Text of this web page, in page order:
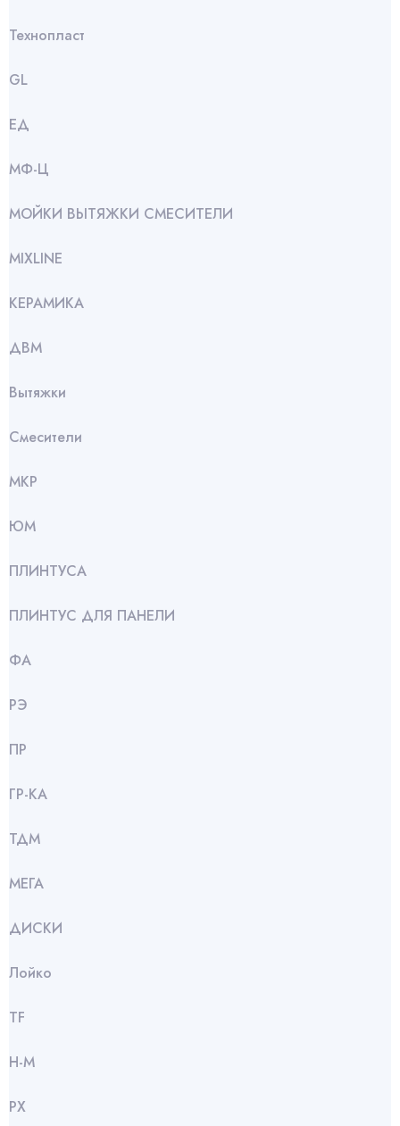
Технопласт
GL
ЕД
МФ-Ц
МОЙКИ ВЫТЯЖКИ СМЕСИТЕЛИ
МIXLINE
КЕРАМИКА
ДВМ
Вытяжки
Смесители
МКР
ЮМ
ПЛИНТУСА
ПЛИНТУС ДЛЯ ПАНЕЛИ
ФА
РЭ
ПР
ГР-КА
ТДМ
МЕГА
ДИСКИ
Лойко
TF
Н-М
РХ